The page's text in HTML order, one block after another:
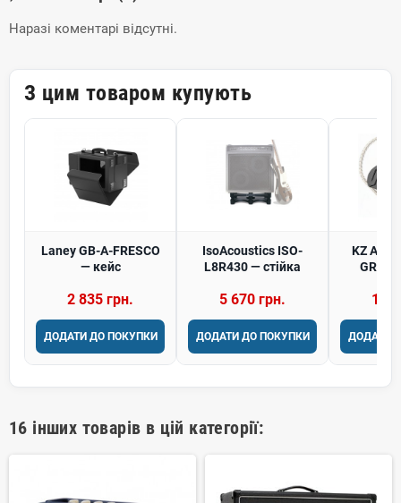
Наразі коментарі відсутні.
З цим товаром купують
Laney GB-A-FRESCO
— кейс
2 835 грн.
ДОДАТИ ДО ПОКУПКИ
IsoAcoustics ISO-
L8R430 — стійка
5 670 грн.
ДОДАТИ ДО ПОКУПКИ
KZ
GREY
1
ДОДАТИ
16 інших товарів в цій категорії: